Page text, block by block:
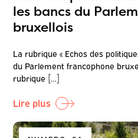
les bancs du
bruxellois
La rubrique « Echos des
du Parlement francophone
rubrique […]
Lire plus